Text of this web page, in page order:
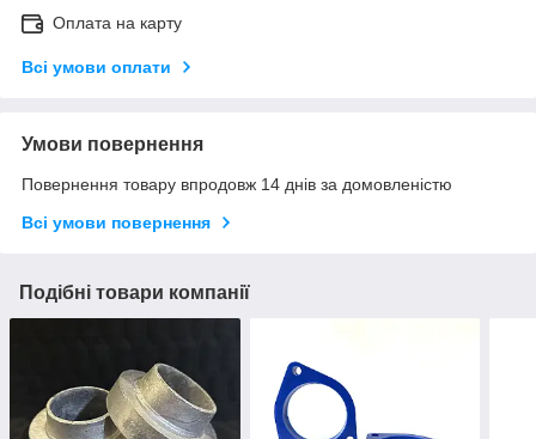
Оплата на карту
Всі умови оплати
Умови повернення
Повернення товару впродовж 14 днів за домовленістю
Всі умови повернення
Подібні товари компанії